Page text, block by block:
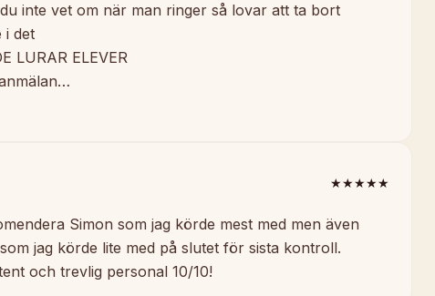
inte vet om när man ringer så lovar att ta bort
i det
LURAR ELEVER
★★★★★
Simon som jag körde mest med men även
jag körde lite med på slutet för sista kontroll.
och trevlig personal 10/10!